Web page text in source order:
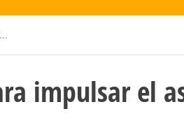
impulsar el